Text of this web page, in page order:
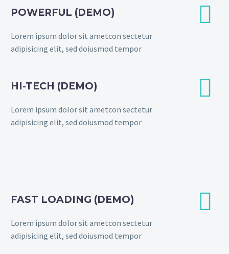
POWERFUL (DEMO)
Lorem ipsum dolor sit ametcon sectetur
adipisicing elit, sed doiusmod tempor


HI-TECH (DEMO)
Lorem ipsum dolor sit ametcon sectetur
adipisicing elit, sed doiusmod tempor


FAST LOADING (DEMO)
Lorem ipsum dolor sit ametcon sectetur
adipisicing elit, sed doiusmod tempor

